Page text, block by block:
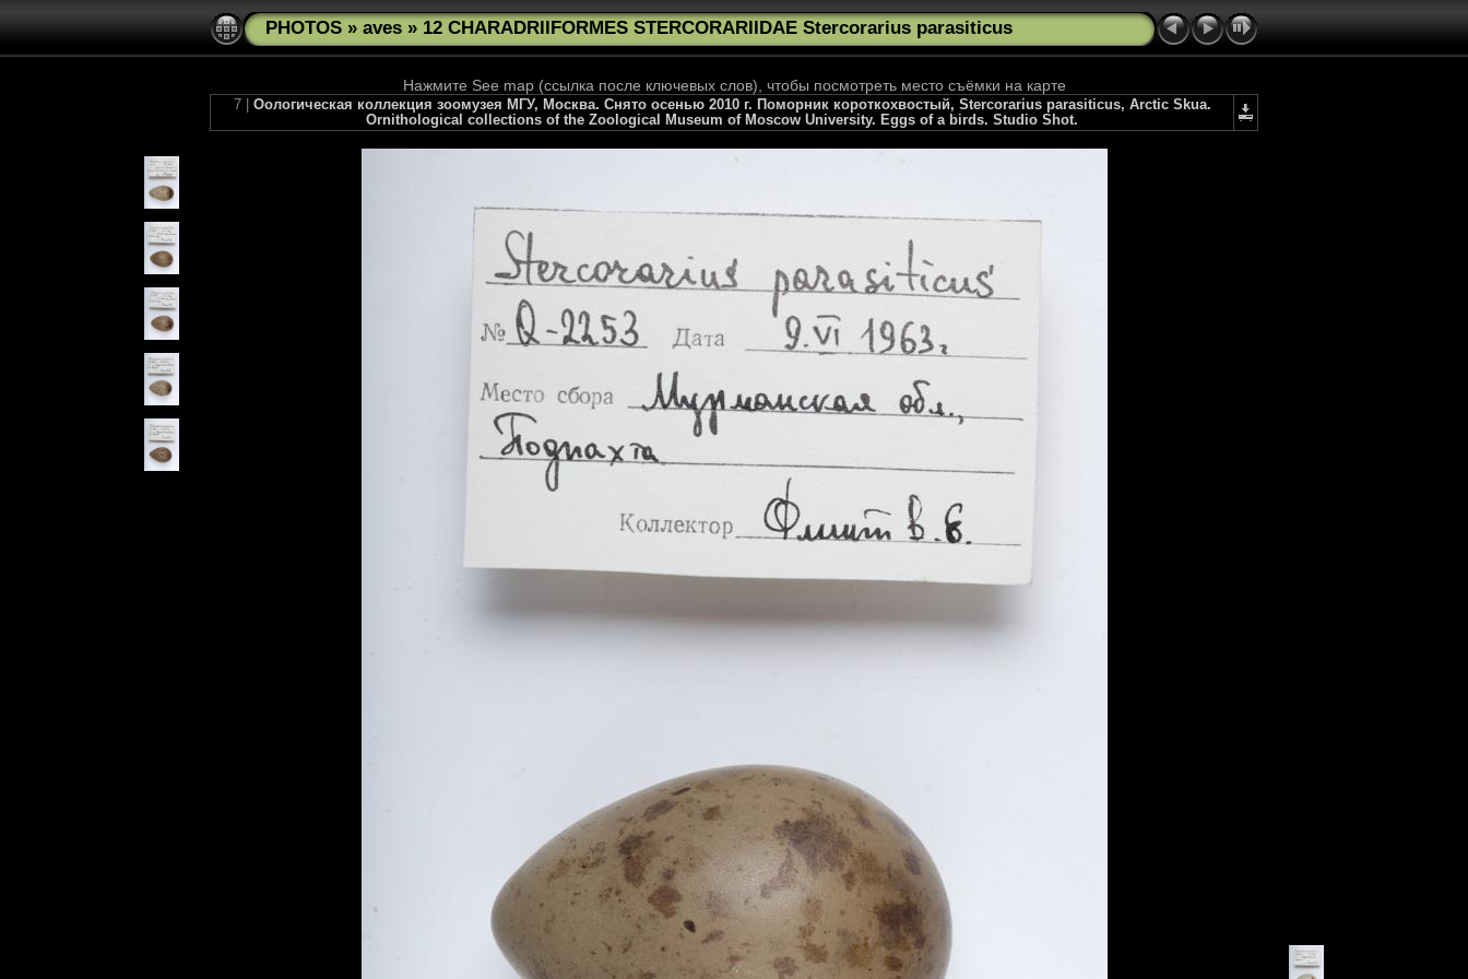
PHOTOS » aves » 12 CHARADRIIFORMES STERCORARIIDAE Stercorarius parasiticus
Нажмите See map (ссылка после ключевых слов), чтобы посмотреть место съёмки на карте
7 | Оологическая коллекция зоомузея МГУ, Москва. Снято осенью 2010 г. Поморник короткохвостый, Stercorarius parasiticus, Arctic Skua.
Ornithological collections of the Zoological Museum of Moscow University. Eggs of a birds. Studio Shot.